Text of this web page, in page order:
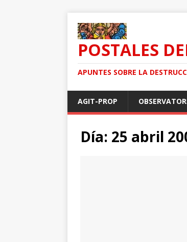
POSTALES
APUNTES SOBRE LA
AGIT-PROP
Día: 25 abril